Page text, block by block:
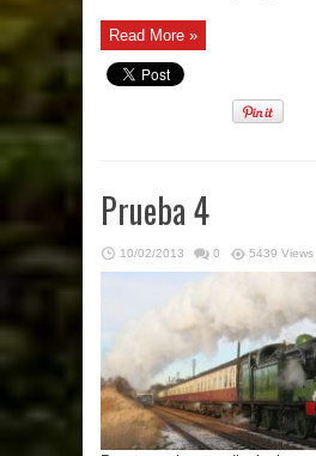
Read More »
Prueba 4
10/02/2013 0 5439 Views